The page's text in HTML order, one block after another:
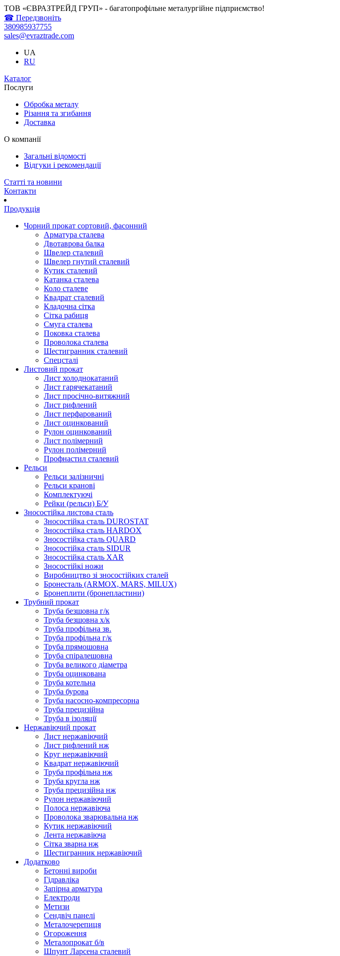
ТОВ «ЄВРАЗТРЕЙД ГРУП» - багатопрофільне металургійне підприємство!
☎ Передзвоніть
380985937755
sales@evraztrade.com
UA
RU
Каталог
Послуги
Обробка металу
Різання та згибання
Доставка
О компанії
Загальні відомості
Відгуки і рекомендації
Статті та новини
Контакти
Продукція
Чорний прокат сортовий, фасонний
Арматура сталева
Двотаврова балка
Швелер сталевий
Швелер гнутий сталевий
Кутик сталевий
Катанка сталева
Коло сталеве
Квадрат сталевий
Кладочна сітка
Сітка рабиця
Смуга сталева
Поковка сталева
Проволока сталева
Шестигранник сталевий
Спецсталі
Листовий прокат
Лист холоднокатаний
Лист гарячекатаний
Лист просічно-витяжний
Лист рифлений
Лист перфарований
Лист оцинкований
Рулон оцинкований
Лист полімерний
Рулон полімерний
Профнастил сталевий
Рельси
Рельси залізничні
Рельси кранові
Комплектуючі
Рейки (рельси) Б/У
Зносостійка листова сталь
Зносостійка сталь DUROSTAT
Зносостійка сталь HARDOX
Зносостійка сталь QUARD
Зносостійка сталь SIDUR
Зносостійка сталь XAR
Зносостійкі ножи
Виробництво зі зносостійких сталей
Бронесталь (ARMOX, MARS, MILUX)
Бронеплити (бронепластини)
Трубний прокат
Труба безшовна г/к
Труба безшовна х/к
Труба профільна зв.
Труба профільна г/к
Труба прямошовна
Труба спіралешовна
Труба великого діаметра
Труба оцинкована
Труба котельна
Труба бурова
Труба насосно-компресорна
Труба прецизійна
Труба в ізоляції
Нержавіючий прокат
Лист нержавіючий
Лист рифлений нж
Круг нержавіючий
Квадрат нержавіючий
Труба профільна нж
Труба кругла нж
Труба прецизійна нж
Рулон нержавіючий
Полоса нержавіюча
Проволока зварювальна нж
Кутик нержавіючий
Лента нержавіюча
Сітка зварна нж
Шестигранник нержавіючий
Додатково
Бетонні вироби
Гідравліка
Запірна арматура
Електроди
Метизи
Сендвіч панелі
Металочерепиця
Огороження
Металопрокат б/в
Шпунт Ларсена сталевий